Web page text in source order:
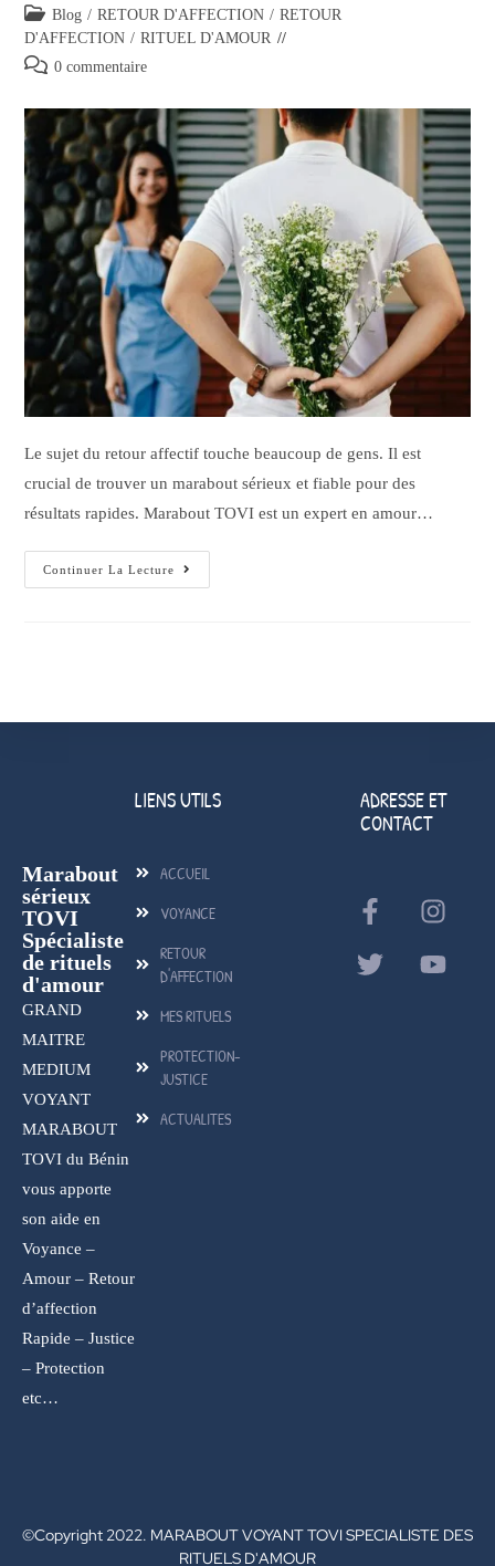
Blog / RETOUR D'AFFECTION / RETOUR
D'AFFECTION / RITUEL D'AMOUR
0 commentaire
Le sujet du retour affectif touche beaucoup de gens. Il est
crucial de trouver un marabout sérieux et fiable pour des
résultats rapides. Marabout TOVI est un expert en amour…
Continuer La Lecture
Marabout
sérieux
TOVI
Spécialiste
de rituels
d'amour
GRAND
MAITRE
MEDIUM
VOYANT
MARABOUT
TOVI du Bénin
vous apporte
son aide en
Voyance –
Amour – Retour
d’affection
Rapide – Justice
– Protection
etc…
LIENS UTILS
ACCUEIL
VOYANCE
RETOUR
D'AFFECTION
MES RITUELS
PROTECTION-
JUSTICE
ACTUALITES
ADRESSE ET
CONTACT
©Copyright 2022. MARABOUT VOYANT TOVI SPECIALISTE DES
RITUELS D'AMOUR